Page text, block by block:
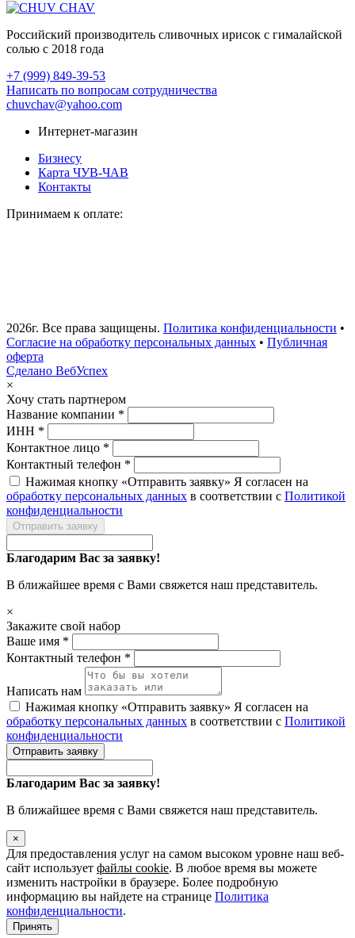
Российский производитель сливочных ирисок с гималайской
солью с 2018 года
+7 (999) 849-39-53
Написать по вопросам сотрудничества
chuvchav@yahoo.com
Интернет-магазин
Бизнесу
Карта ЧУВ-ЧАВ
Контакты
Принимаем к оплате:
2026г. Все права защищены. Политика конфиденциальности •
Согласие на обработку персональных данных • Публичная
оферта
Сделано ВебУспех
×
Хочу стать партнером
Название компании *
ИНН *
Контактное лицо *
Контактный телефон *
Нажимая кнопку «Отправить заявку» Я согласен на
обработку персональных данных в соответствии с Политикой
конфиденциальности
Отправить заявку
Благодарим Вас за заявку!
В ближайшее время с Вами свяжется наш представитель.
×
Закажите свой набор
Ваше имя *
Контактный телефон *
Написать нам
Нажимая кнопку «Отправить заявку» Я согласен на
обработку персональных данных в соответствии с Политикой
конфиденциальности
Отправить заявку
Благодарим Вас за заявку!
В ближайшее время с Вами свяжется наш представитель.
×
Для предоставления услуг на самом высоком уровне наш веб-
сайт использует файлы cookie. В любое время вы можете
изменить настройки в браузере. Более подробную
информацию вы найдете на странице Политика
конфиденциальности.
Принять